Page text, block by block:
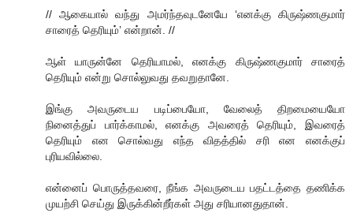
// ஆகையால் வந்து அமர்ந்தவுடனேயே ‘எனக்கு கிருஷ்ணகுமார்
சாரைத் தெரியும்’ என்றான். //
ஆள் யாருன்னே தெரியாமல், எனக்கு கிருஷ்ணகுமார் சாரைத்
தெரியும் என்று சொல்லுவது தவறுதானே.
இங்கு அவருடைய படிப்பையோ, வேலைத் திறமையையோ
நினைத்துப் பார்க்காமல், எனக்கு அவரைத் தெரியும், இவரைத்
தெரியும் என சொல்வது எந்த விதத்தில் சரி என எனக்குப்
புரியவில்லை.
என்னைப் பொருத்தவரை, நீங்க அவருடைய பதட்டத்தை தணிக்க
முயற்சி செய்து இருக்கின்றீர்கள் அது சரியானதுதான்.